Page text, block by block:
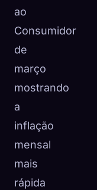
ao
Consumidor
de
março
mostrando
a
inflação
mensal
mais
rápida